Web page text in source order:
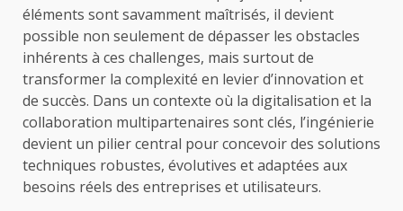
éléments sont savamment maîtrisés, il devient
possible non seulement de dépasser les obstacles
inhérents à ces challenges, mais surtout de
transformer la complexité en levier d’innovation et
de succès. Dans un contexte où la digitalisation et la
collaboration multipartenaires sont clés, l’ingénierie
devient un pilier central pour concevoir des solutions
techniques robustes, évolutives et adaptées aux
besoins réels des entreprises et utilisateurs.